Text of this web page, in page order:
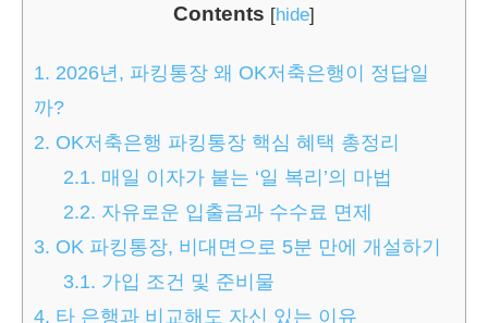
Contents [hide]
1. 2026년, 파킹통장 왜 OK저축은행이 정답일
까?
2. OK저축은행 파킹통장 핵심 혜택 총정리
2.1. 매일 이자가 붙는 ‘일 복리’의 마법
2.2. 자유로운 입출금과 수수료 면제
3. OK 파킹통장, 비대면으로 5분 만에 개설하기
3.1. 가입 조건 및 준비물
4. 타 은행과 비교해도 자신 있는 이유